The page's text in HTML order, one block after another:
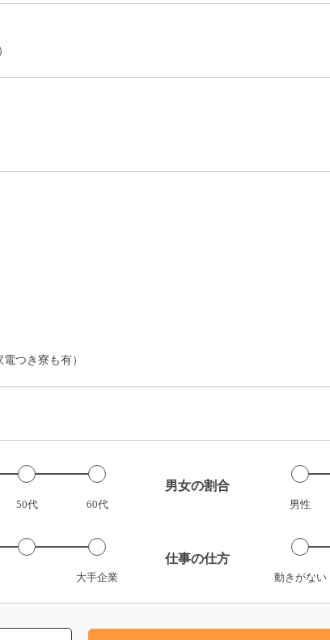
つき寮も有）
50代 60代
男女の割合
男性
大手企業
仕事の仕方
動きがない